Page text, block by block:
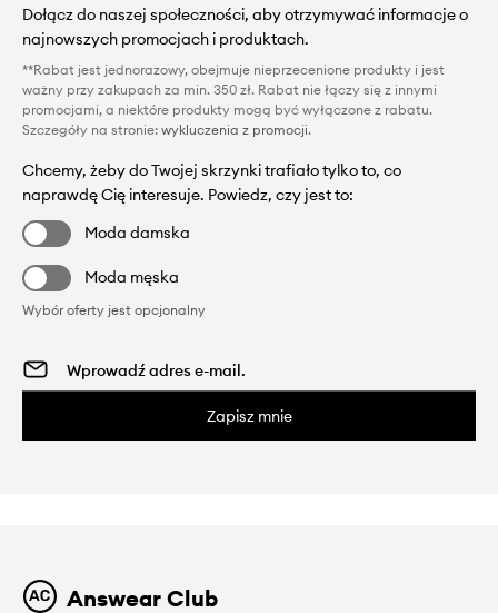
Dołącz do naszej społeczności, aby otrzymywać informacje o
najnowszych promocjach i produktach.
**Rabat jest jednorazowy, obejmuje nieprzecenione produkty i jest
ważny przy zakupach za min. 350 zł. Rabat nie łączy się z innymi
promocjami, a niektóre produkty mogą być wyłączone z rabatu.
Szczegóły na stronie: wykluczenia z promocji.
Chcemy, żeby do Twojej skrzynki trafiało tylko to, co
naprawdę Cię interesuje. Powiedz, czy jest to:
Moda damska
Moda męska
Wybór oferty jest opcjonalny
Zapisz mnie
Answear Club